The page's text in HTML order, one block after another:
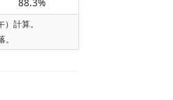
計算。